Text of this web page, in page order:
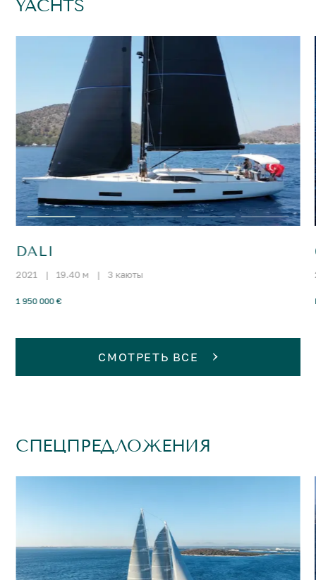
YACHTS
DALI
2021 | 19.40 м | 3 каюты
1 950 000 €
СМОТРЕТЬ ВСЕ
СПЕЦПРЕДЛОЖЕНИЯ